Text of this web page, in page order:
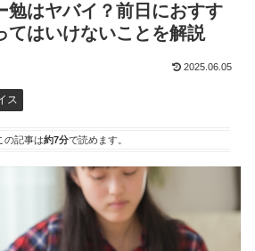
勉はヤバイ？前日におすす
てはいけないことを解説
2025.06.05
ス
の記事は約7分で読めます。